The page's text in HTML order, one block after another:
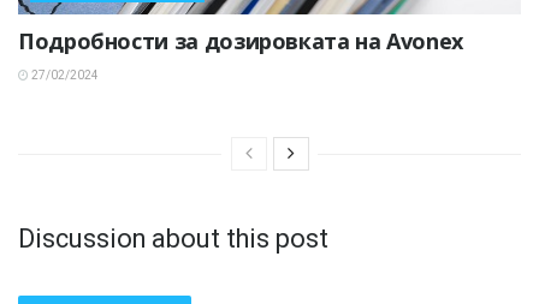
Подробности за дозировката на Avonex
27/02/2024
Discussion about this post